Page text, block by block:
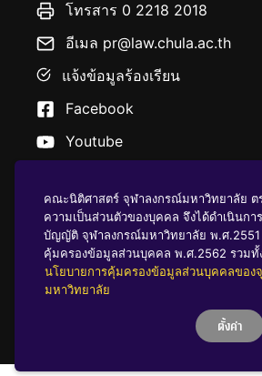
โทรสาร 0 2218 2018
อีเมล pr@law.chula.ac.th
แจ้งข้อมูลร้องเรียน
Facebook
Youtube
นโยบายคุ้มครองข้อมูลส่วนบุค
บริจาคให้ ฬ
คณะนิติศาสตร์ จุฬาลงกรณ์มหาวิทยาลัย ต
ความเป็นส่วนตัวของบุคคล จึงได้ดำเนินกา
บัญญัติ จุฬาลงกรณ์มหาวิทยาลัย พ.ศ
คุ้มครองข้อมูลส่วนบุคคล พ.ศ.2562 รวมทั้
นโยบายการคุ้มครองข้อมูลส่วนบุคคลของ
มหาวิทยาลัย
ตั้งค่า